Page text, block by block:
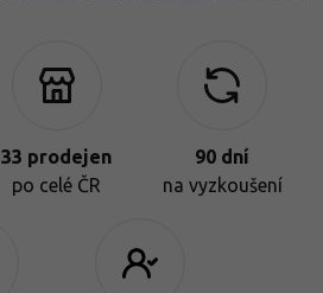
33 prodejen
po celé ČR
90 dní
na vyzkoušení